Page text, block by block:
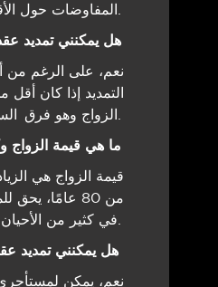
قیمة الزواج ھي